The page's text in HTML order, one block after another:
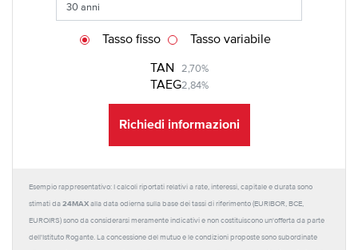
TAN 2,70%
TAEG2,84%
Tasso fisso Tasso variabile
Richiedi informazioni
Esempio rappresentativo: I calcoli riportati relativi a rate, interessi, capitale e durata sono
stimati da 24MAX alla data odierna sulla base dei tassi di riferimento (EURIBOR, BCE,
EUROIRS) sono da considerarsi meramente indicativi e non costituiscono un'offerta da parte
dell'Istituto Rogante. La concessione del mutuo e le condizioni proposte sono subordinate